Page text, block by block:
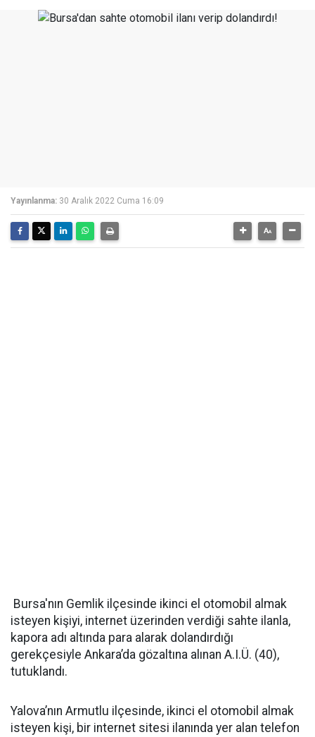
Yayınlanma: 30 Aralık 2022 Cuma 16:09
Bursa'nın Gemlik ilçesinde ikinci el otomobil almak
isteyen kişiyi, internet üzerinden verdiği sahte ilanla,
kapora adı altında para alarak dolandırdığı
gerekçesiyle Ankara’da gözaltına alınan A.I.Ü. (40),
tutuklandı.
Yalova’nın Armutlu ilçesinde, ikinci el otomobil almak
isteyen kişi, bir internet sitesi ilanında yer alan telefon